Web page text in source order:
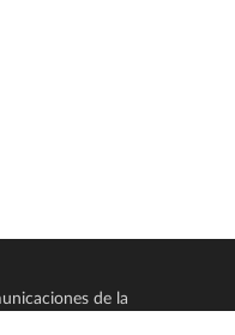
de la